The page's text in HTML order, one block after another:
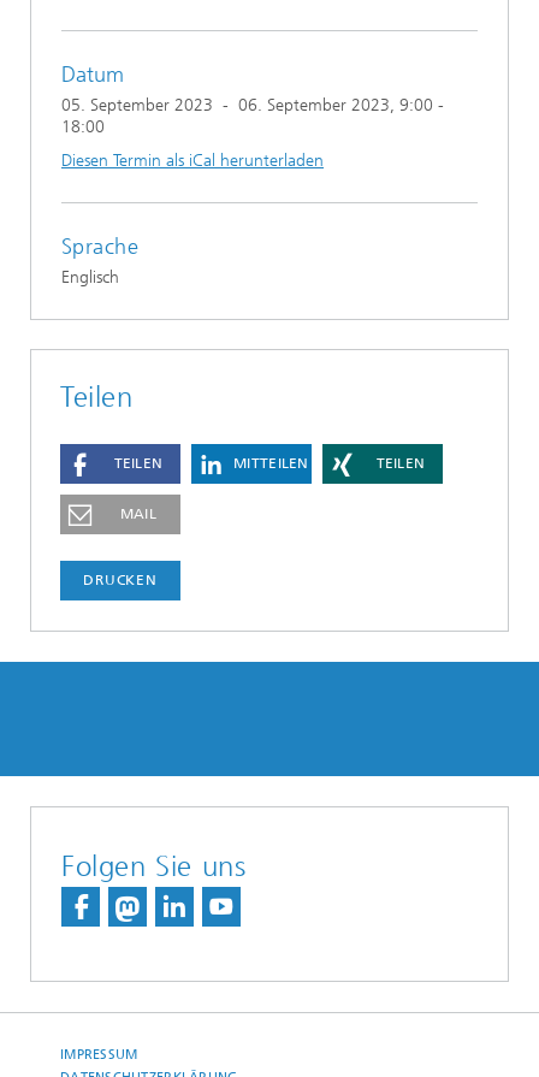
Datum
05. September 2023 - 06. September 2023, 9:00 -
18:00
Diesen Termin als iCal herunterladen
Sprache
Englisch
Teilen
TEILEN MITTEILEN TEILEN
MAIL
DRUCKEN
Folgen Sie uns
IMPRESSUM